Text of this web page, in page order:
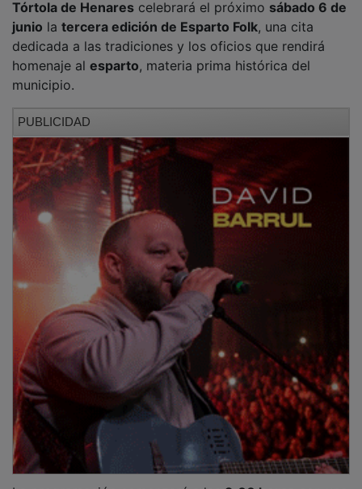
juniolatercera edición de Esparto Folk, una cita
dedicada a las tradiciones y los oficios que rendirá
homenaje alesparto, materia prima histórica del
municipio.